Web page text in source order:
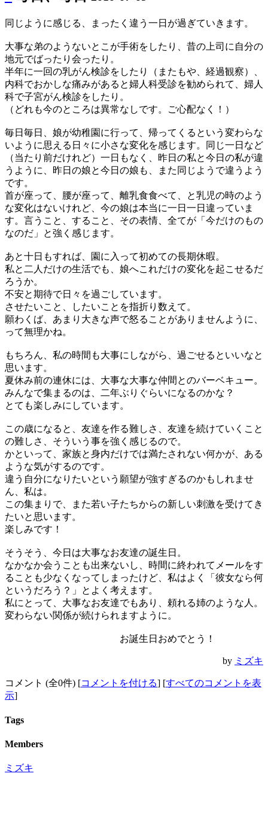
同じように感じる、まったく違う一日が過ぎていきます。
大事な弟のようないとこが手術をしたり、昔の上司に自分の
地元でばったり会ったり。
半年に一回の乳がん検診をしたり（またもや、経過観察）、
内科でおかしな痛みがあると婦人科受診を勧められて、婦人
科で子宮がん検診をしたり。
（どれも今のところは異常なしです。ご心配なく！）
毎日毎日、娘が幼稚園に行って、帰ってくるという変わらな
いように思える日々に小さな変化を感じます。同じ一日など
（当たり前だけれど）一日もなく、昨日の私と今日の私が違
うように、昨日の娘と今日の娘も、また同じようで違うよう
です。
首が座って、腰が座って、離乳食食べて、と乳児の時のよう
な変化はないけれど、今の娘は本当に一日一日違っていま
す。言うこと、すること、その表情、全てが「今だけのもの
なのだ」と強く感じます。
あと十日もすれば、園に入って初めての長期休暇。
私と二人だけの生活でも、娘へこれだけの変化を起こせるだ
ろうか。
不安と期待で日々を過ごしています。
させたいこと、したいことを指折り数えて。
願わくば、あまり大きな声で怒ることがありませんように、
って無理かね。
もちろん、私の時間も大事にしながら、過ごせるといいなと
思います。
夏休み前の連休には、大事な大事な仲間とのバーベキュー。
みんなで集まるのは、二年ぶりぐらいになるのかな？
とても楽しみにしています。
この歳になると、友達を作る難しさ、友達を続けていくこと
の難しさ、そういう事を強く感じるので。
かといって、家族と身内だけでは満たされない何かが、ある
ような気がするのです。
違う自分になりたいという願望が強すぎるのかもしれませ
ん、私は。
この集まりで、また若い子たちからの新しい刺激を受けてき
たいと思います。
楽しみです！
そうそう、今日は大事なお友達の誕生日。
なかなか会うことも出来ないし、時間に終われてメールをす
ることも少なくなってしまったけど、私はよく「彼女なら何
というだろう？」とよく考えます。
私にとって、大事なお友達でもあり、頼れる姉のような人。
変わらない関係が続けられますように。
お誕生日おめでとう！
by ミズキ
コメント (全0件) [コメントを付ける] [すべてのコメントを表
示]
Tags
Members
ミズキ